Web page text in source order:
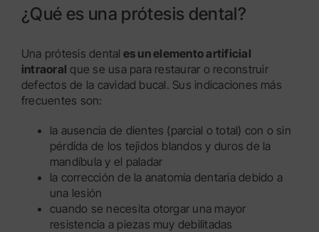
¿Qué es una prótesis dental?
Una prótesis dental es un elemento artificial
intraoral que se usa para restaurar o reconstruir
defectos de la cavidad bucal. Sus indicaciones más
frecuentes son:
la ausencia de dientes (parcial o total) con o sin
pérdida de los tejidos blandos y duros de la
mandíbula y el paladar
la corrección de la anatomía dentaria debido a
una lesión
cuando se necesita otorgar una mayor
resistencia a piezas muy debilitadas